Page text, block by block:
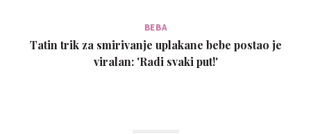
BEBA
Tatin trik za smirivanje uplakane bebe postao je
viralan: 'Radi svaki put!'